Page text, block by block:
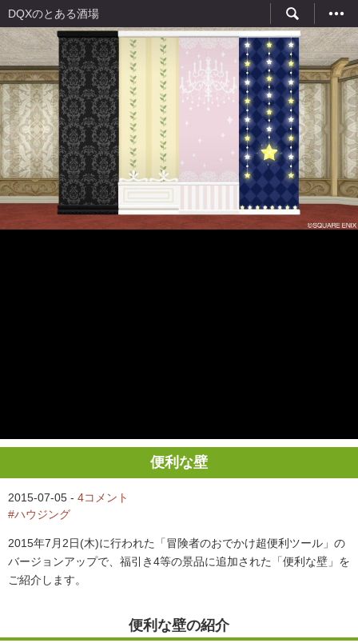
DQXのとある酒場
便利な壁
2015-07-05 - 4コメント
#ハウジング
2015年7月2日(木)に行われた「冒険者のおでかけ超便利ツール」の
バージョンアップで、福引き4等の景品に追加された「便利な壁」を
ご紹介します。
便利な壁の紹介